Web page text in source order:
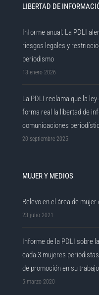
LIBERTAD DE
Informe anual: La PDLI
riesgos legales y
periodismo
13 enero 2026
La PDLI reclama que la
forma real la libertad de
comunicaciones
20 septiembre 2025
MUJER Y MEDIOS
Relevo en el área de mujer
23 julio 2021
Informe de la PDLI sobre
cada 3 mujeres
de promoción en su trabajo
5 marzo 2020